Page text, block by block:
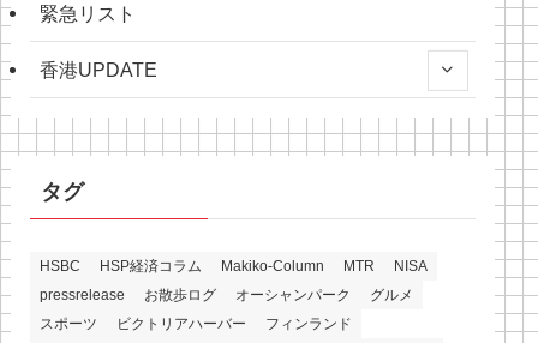
緊急リスト
香港UPDATE
タグ
HSBC HSP経済コラム Makiko-Column MTR
NISA
pressrelease
お散歩ログ オーシャンパーク
グルメ
スポーツ
ビクトリアハーバー
フィンランド